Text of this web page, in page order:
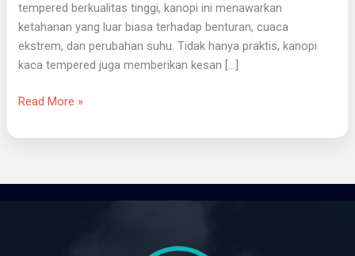
tempered berkualitas tinggi, kanopi ini menawarkan
ketahanan yang luar biasa terhadap benturan, cuaca
ekstrem, dan perubahan suhu. Tidak hanya praktis, kanopi
kaca tempered juga memberikan kesan […]
Read More »